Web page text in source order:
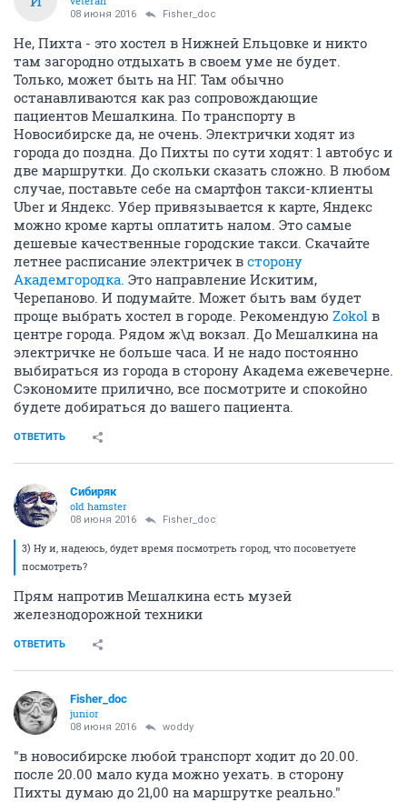
08 июня 2016 Fisher_doc
Не, Пихта - это хостел в Нижней Ельцовке и никто
там загородно отдыхать в своем уме не будет.
Только, может быть на НГ. Там обычно
останавливаются как раз сопровождающие
пациентов Мешалкина. По транспорту в
Новосибирске да, не очень. Электрички ходят из
города до поздна. До Пихты по сути ходят: 1 автобус и
две маршрутки. До скольки сказать сложно. В любом
случае, поставьте себе на смартфон такси-клиенты
Uber и Яндекс. Убер привязывается к карте, Яндекс
можно кроме карты оплатить налом. Это самые
дешевые качественные городские такси. Скачайте
летнее расписание электричек в сторону
Академгородка. Это направление Искитим,
Черепаново. И подумайте. Может быть вам будет
проще выбрать хостел в городе. Рекомендую Zokol в
центре города. Рядом ж\д вокзал. До Мешалкина на
электричке не больше часа. И не надо постоянно
выбираться из города в сторону Академа ежевечерне.
Сэкономите прилично, все посмотрите и спокойно
будете добираться до вашего пациента.
ОТВЕТИТЬ
Сибиряк
old hamster
08 июня 2016 Fisher_doc
3) Ну и, надеюсь, будет время посмотреть город, что посоветуете
посмотреть?
Прям напротив Мешалкина есть музей
железнодорожной техники
ОТВЕТИТЬ
Fisher_doc
junior
08 июня 2016 woddy
"в новосибирске любой транспорт ходит до 20.00.
после 20.00 мало куда можно уехать. в сторону
Пихты думаю до 21,00 на маршрутке реально."